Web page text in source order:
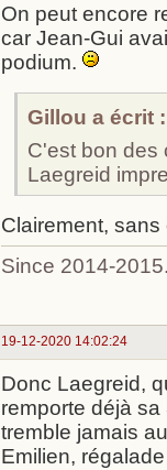
On peut encore
car Jean-Gui
podium.
Gillou a écrit :
C'est bon
Laegreid
Clairement,
Since 2014-
19-12-2020 14:02:24
Donc Laegreid,
remporte déjà
tremble jamais
Emilien,